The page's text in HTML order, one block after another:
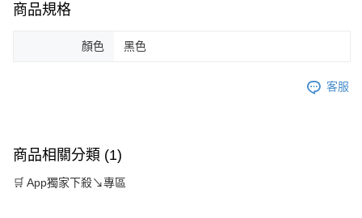
商品規格
顏色 黑色
客服
商品相關分類 (1)
🛒 App獨家下殺↘專區